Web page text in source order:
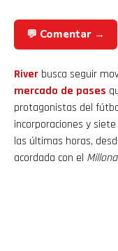
💬 Comentar →
River busca seguir
mercado de pases
protagonistas del
incorporaciones y
las últimas horas,
acordada con el